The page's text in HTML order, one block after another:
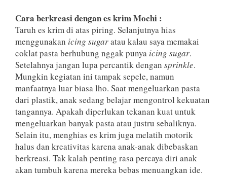
Cara berkreasi dengan es krim Mochi :
Taruh es krim di atas piring. Selanjutnya hias
menggunakan icing sugaratau kalau saya memakai
coklat pasta berhubung nggak punya icing sugar.
Setelahnya jangan lupa percantik dengan sprinkle.
Mungkin kegiatan ini tampak sepele, namun
manfaatnya luar biasa lho. Saat mengeluarkan pasta
dari plastik, anak sedang belajar mengontrol kekuatan
tangannya. Apakah diperlukan tekanan kuat untuk
mengeluarkan banyak pasta atau justru sebaliknya.
Selain itu, menghias es krim juga melatih motorik
halus dan kreativitas karena anak-anak dibebaskan
berkreasi. Tak kalah penting rasa percaya diri anak
akan tumbuh karena mereka bebas menuangkan ide.